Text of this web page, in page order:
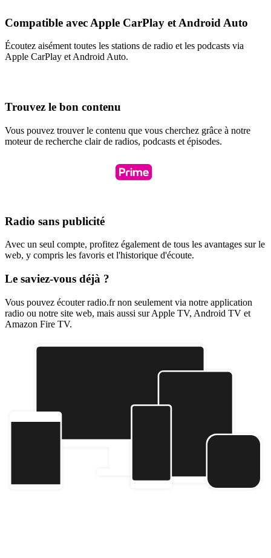
Compatible avec Apple CarPlay et Android Auto
Écoutez aisément toutes les stations de radio et les podcasts via
Apple CarPlay et Android Auto.
Trouvez le bon contenu
Vous pouvez trouver le contenu que vous cherchez grâce à notre
moteur de recherche clair de radios, podcasts et épisodes.
Radio sans publicité
Avec un seul compte, profitez également de tous les avantages sur le
web, y compris les favoris et l'historique d'écoute.
Le saviez-vous déjà ?
Vous pouvez écouter radio.fr non seulement via notre application
radio ou notre site web, mais aussi sur Apple TV, Android TV et
Amazon Fire TV.